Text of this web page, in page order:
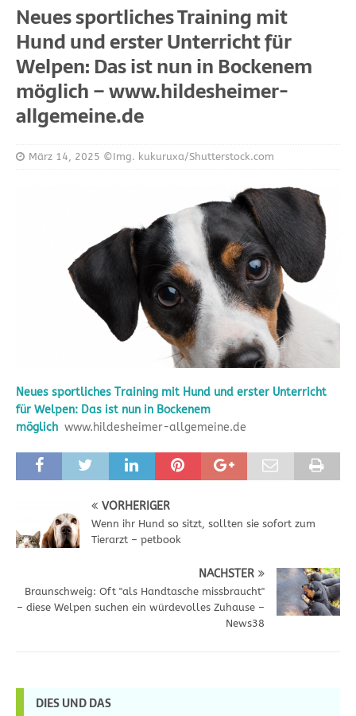
Neues sportliches Training mit
Hund und erster Unterricht für
Welpen: Das ist nun in Bockenem
möglich – www.hildesheimer-
allgemeine.de
März 14, 2025 ©Img. kukuruxa/Shutterstock.com
Neues sportliches Training mit Hund und erster Unterricht
für Welpen: Das ist nun in Bockenem
möglich www.hildesheimer-allgemeine.de
VORHERIGER
Wenn ihr Hund so sitzt, sollten sie sofort zum
Tierarzt – petbook
NÄCHSTER
Braunschweig: Oft "als Handtasche missbraucht"
– diese Welpen suchen ein würdevolles Zuhause –
News38
DIES UND DAS